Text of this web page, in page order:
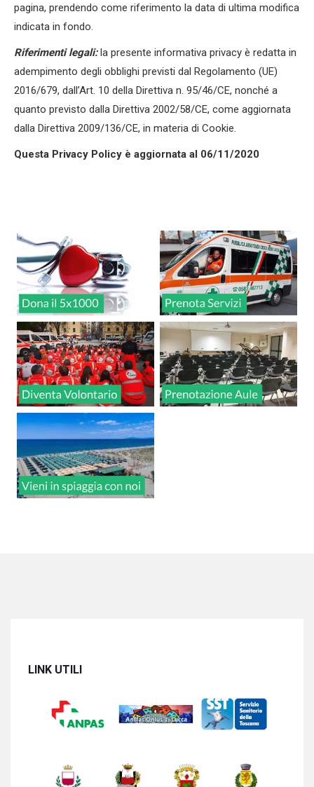
pagina, prendendo come riferimento la data di ultima modifica
indicata in fondo.
Riferimenti legali:la presente informativa privacy è redatta in
adempimento degli obblighi previsti dal Regolamento (UE)
2016/679, dall’Art. 10 della Direttiva n. 95/46/CE, nonché a
quanto previsto dalla Direttiva 2002/58/CE, come aggiornata
dalla Direttiva 2009/136/CE, in materia di Cookie.
Questa Privacy Policy è aggiornata al 06/11/2020
LINK UTILI